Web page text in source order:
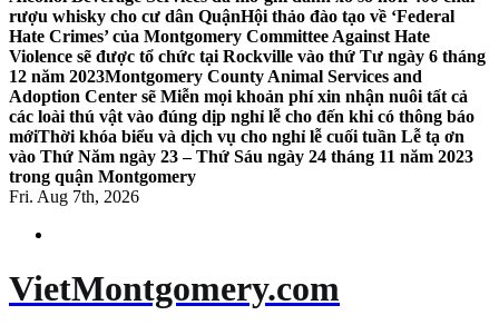
rượu whisky cho cư dân QuậnHội thảo đào tạo về ‘Federal
Hate Crimes’ của Montgomery Committee Against Hate
Violence sẽ được tổ chức tại Rockville vào thứ Tư ngày 6 tháng
12 năm 2023Montgomery County Animal Services and
Adoption Center sẽ Miễn mọi khoản phí xin nhận nuôi tất cả
các loài thú vật vào đúng dịp nghỉ lễ cho đến khi có thông báo
mớiThời khóa biểu và dịch vụ cho nghỉ lễ cuối tuần Lễ tạ ơn
vào Thứ Năm ngày 23 – Thứ Sáu ngày 24 tháng 11 năm 2023
trong quận Montgomery
Fri. Aug 7th, 2026
VietMontgomery.com